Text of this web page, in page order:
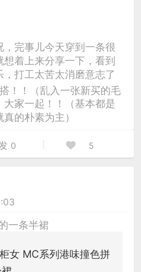
完事儿今天穿到一条很
着上来分享一下，看到
打工太苦太消磨意志了
！！（乱入一张新买的毛
家一起！！（基本都是
的朴素为主）
0 5
一条半裙
女 MC系列港味撞色拼